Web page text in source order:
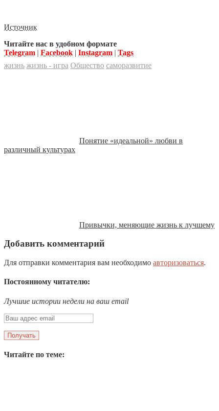
Источник
Читайте нас в удобном формате
Telegram | Facebook | Instagram | Tags
жизнь жизнь - игра Общество саморазвитие
Понятие «идеальной» любви в
различный культурах
Привычки, меняющие жизнь к лучшему
Добавить комментарий
Для отправки комментария вам необходимо авторизоваться.
Постоянному читателю:
Лучшие истории недели на ваш email
Читайте по теме: